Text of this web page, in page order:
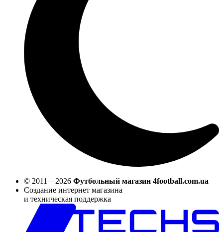
© 2011—2026 Футбольный магазин 4football.com.ua
Создание интернет магазина
и техническая поддержка